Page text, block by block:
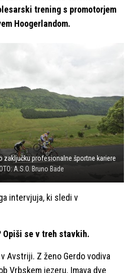
trening s promotorjem
Hoogerlandom.
zaključku profesionalne športne kariere
A.S.O. Bruno Bade
intervjuja, ki sledi v
Opiši se v treh stavkih.
Avstriji. Z ženo Gerdo vodiva
Vrbskem jezeru. Imava dve